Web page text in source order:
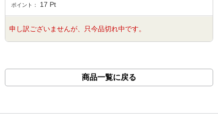
ポイント： 17 Pt
申し訳ございませんが、只今品切れ中です。
商品一覧に戻る